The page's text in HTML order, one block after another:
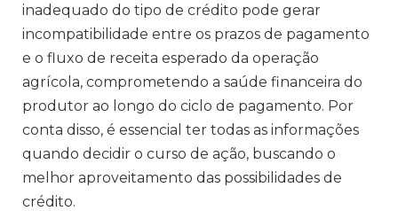
inadequado do tipo de crédito pode gerar
incompatibilidade entre os prazos de pagamento
e o fluxo de receita esperado da operação
agrícola, comprometendo a saúde financeira do
produtor ao longo do ciclo de pagamento. Por
conta disso, é essencial ter todas as informações
quando decidir o curso de ação, buscando o
melhor aproveitamento das possibilidades de
crédito.